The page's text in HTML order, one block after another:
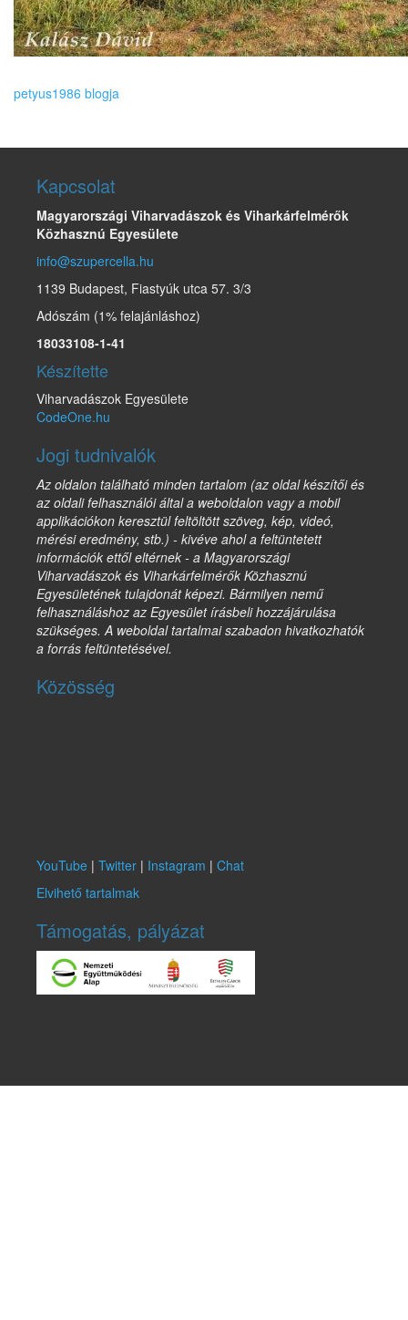
petyus1986 blogja
Kapcsolat
Magyarországi Viharvadászok és Viharkárfelmérők
Közhasznú Egyesülete
info@szupercella.hu
1139 Budapest, Fiastyúk utca 57. 3/3
Adószám (1% felajánláshoz)
18033108-1-41
Készítette
Viharvadászok Egyesülete
CodeOne.hu
Jogi tudnivalók
Az oldalon található minden tartalom (az oldal készítői és
az oldali felhasználói által a weboldalon vagy a mobil
applikációkon keresztül feltöltött szöveg, kép, videó,
mérési eredmény, stb.) - kivéve ahol a feltüntetett
információk ettől eltérnek - a Magyarországi
Viharvadászok és Viharkárfelmérők Közhasznú
Egyesületének tulajdonát képezi. Bármilyen nemű
felhasználáshoz az Egyesület írásbeli hozzájárulása
szükséges. A weboldal tartalmai szabadon hivatkozhatók
a forrás feltüntetésével.
Közösség
YouTube | Twitter | Instagram | Chat
Elvihető tartalmak
Támogatás, pályázat